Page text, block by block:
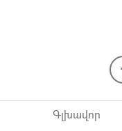
Գլխավոր